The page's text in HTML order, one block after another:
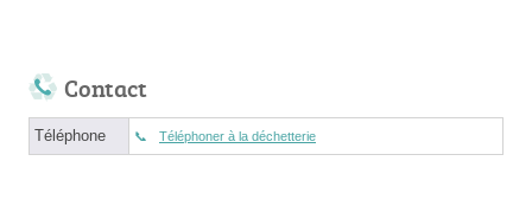
Contact
Téléphone Téléphoner à la déchetterie